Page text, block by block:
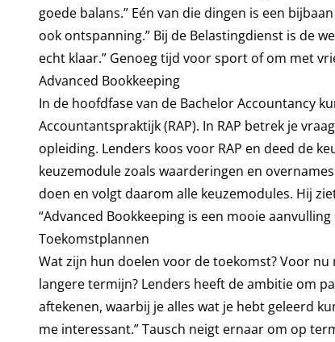
goede balans.” Eén van die dingen is een
ook ontspanning.” Bij de Belastingdienst is de
echt klaar.” Genoeg tijd voor sport of om met
Advanced Bookkeeping
In de hoofdfase van de Bachelor Accountancy
Accountantspraktijk (RAP). In RAP betrek je
opleiding. Lenders koos voor RAP en deed de
keuzemodule zoals waarderingen en
doen en volgt daarom alle keuzemodules. Hij
“Advanced Bookkeeping is een mooie
Toekomstplannen
Wat zijn hun doelen voor de toekomst? Voor
langere termijn? Lenders heeft de ambitie om
aftekenen, waarbij je alles wat je hebt geleerd
me interessant.” Tausch neigt ernaar om op